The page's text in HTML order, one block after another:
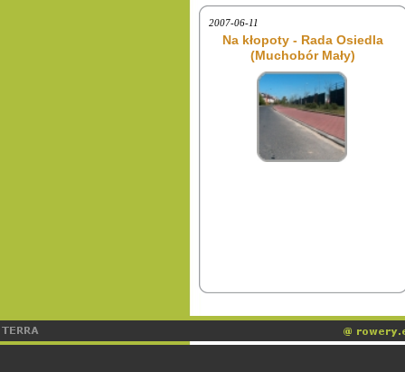
2007-06-11
Na kłopoty - Rada Osiedla
(Muchobór Mały)